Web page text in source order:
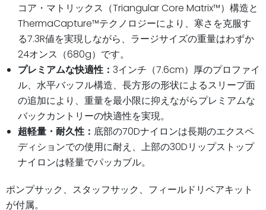
コア・マトリックス（Triangular Core Matrix™）構造と
ThermaCapture™テクノロジーにより、寒さを克服す
る7.3R値を実現しながら、ラージサイズの重量はわずか
24オンス（680g）です。
プレミアムな快適性： 3インチ（7.6cm）厚のプロファイ
ル、水平バッフル構造、長方形の形状によるスリープ面
の追加により、重量を最小限に抑えながらプレミアムな
バックカントリーの快適性を実現。
超軽量・耐久性： 底部の70Dナイロンは長期のエクスペ
ディションでの使用に耐え、上部の30Dリップストップ
ナイロンは軽量でパッカブル。
ポンプサック、スタッフサック、フィールドリペアキット
が付属。